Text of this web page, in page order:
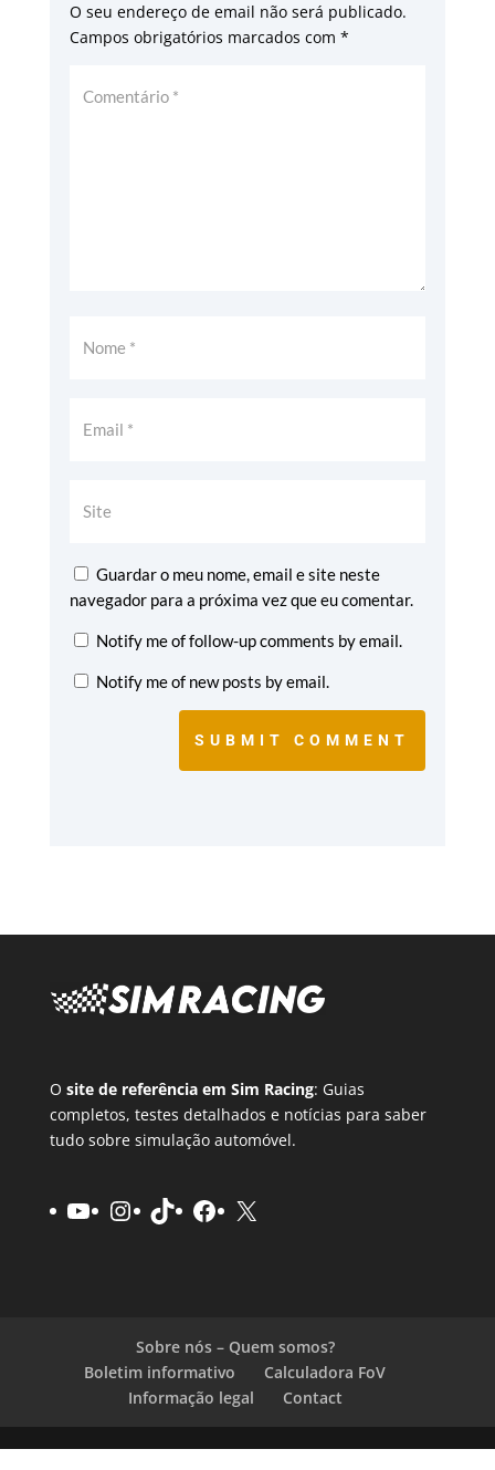
O seu endereço de email não será publicado.
Campos obrigatórios marcados com *
Guardar o meu nome, email e site neste
navegador para a próxima vez que eu comentar.
Notify me of follow-up comments by email.
Notify me of new posts by email.
SUBMIT COMMENT
O site de referência em Sim Racing: Guias
completos, testes detalhados e notícias para saber
tudo sobre simulação automóvel.
YouTube
Instagram
TikTokFacebook
X
Sobre nós – Quem somos?
Boletim informativo
Calculadora FoV
Informação legal
Contact